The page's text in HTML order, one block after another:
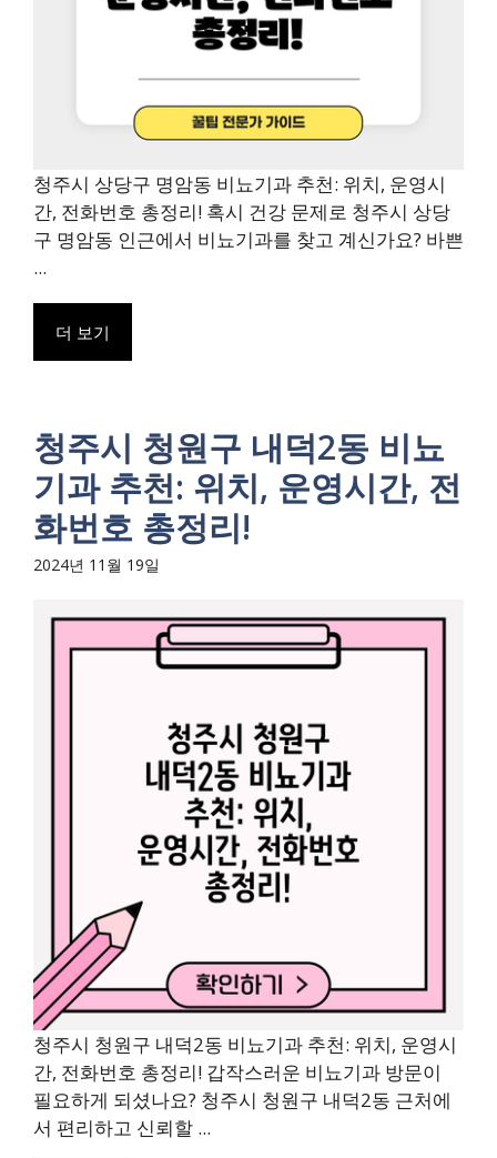
청주시 상당구 명암동 비뇨기과 추천: 위치, 운영시
간, 전화번호 총정리! 혹시 건강 문제로 청주시 상당
구 명암동 인근에서 비뇨기과를 찾고 계신가요? 바쁜
...
더 보기
청주시 청원구 내덕2동 비뇨
기과 추천: 위치, 운영시간, 전
화번호 총정리!
2024년 11월 19일
청주시 청원구 내덕2동 비뇨기과 추천: 위치, 운영시
간, 전화번호 총정리! 갑작스러운 비뇨기과 방문이
필요하게 되셨나요? 청주시 청원구 내덕2동 근처에
서 편리하고 신뢰할 ...